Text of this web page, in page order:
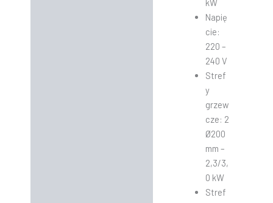
kW
Napię
cie:
220 –
240 V
Stref
y
grzew
cze: 2
Ø200
mm –
2,3/3,
0 kW
Stref